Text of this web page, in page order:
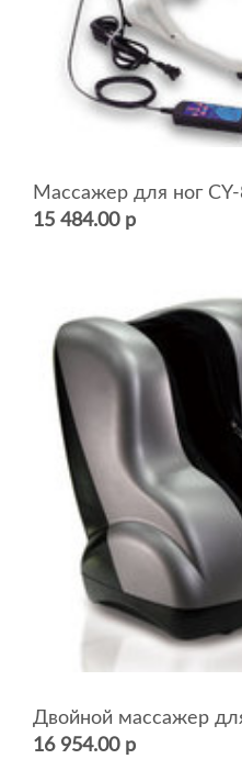
Массажер для ног
15 484.00 р
Двойной массажер
16 954.00 р